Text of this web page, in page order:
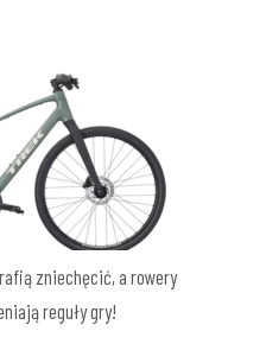
zniechęcić, a rowery
reguły gry!